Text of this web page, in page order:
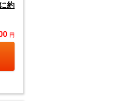
約
円